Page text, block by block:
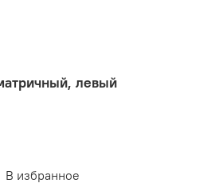
левый
В избранное